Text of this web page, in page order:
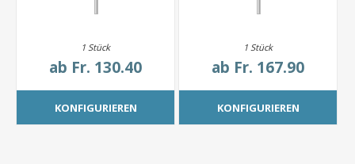
1 Stück
ab Fr. 130.40
KONFIGURIEREN
1 Stück
ab Fr. 167.90
KONFIGURIEREN